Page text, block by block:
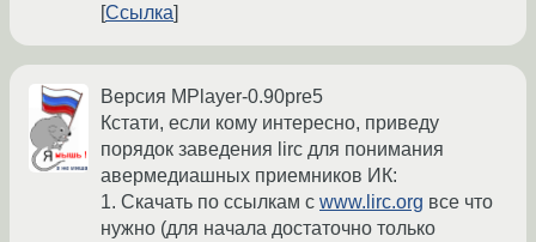
Ссылка
Версия MPlayer-0.90pre5
Кстати, если кому интересно, приведу
порядок заведения lirc для понимания
авермедиашных приемников ИК:
1. Скачать по ссылкам с www.lirc.org все что
нужно (для начала достаточно только